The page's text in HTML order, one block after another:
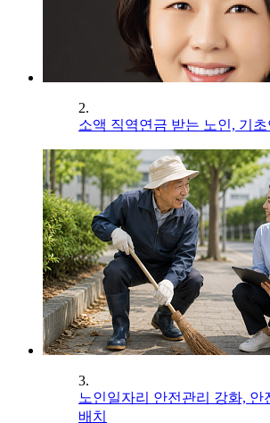
2.
소액 직역연금 받는 노인, 기
3.
노인일자리 안전관리 강화, 안
배치